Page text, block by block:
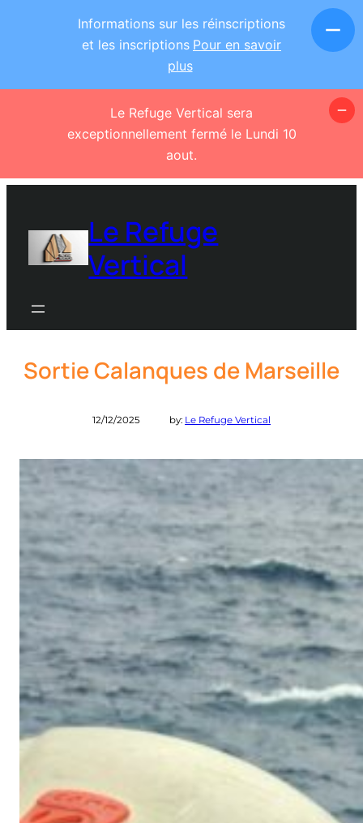
contenu
Le Refuge
Vertical
Sortie Calanques de Marseille
12/12/2025 by: Le Refuge Vertical
Informations sur les réinscriptions
et les inscriptions Pour en savoir
plus
Le Refuge Vertical sera
exceptionnellement fermé le Lundi 10
aout.